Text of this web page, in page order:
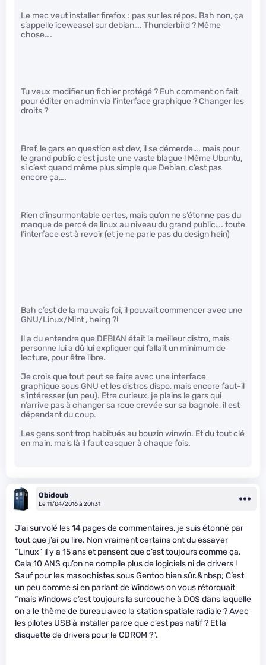
Le mec veut installer firefox : pas sur les répos. Bah non, ça
s’appelle iceweasel sur debian…. Thunderbird ? Même
chose….
Tu veux modifier un fichier protégé ? Euh comment on fait
pour éditer en admin via l’interface graphique ? Changer les
droits ?
Bref, le gars en question est dev, il se démerde…. mais pour
le grand public c’est juste une vaste blague ! Même Ubuntu,
si c’est quand même plus simple que Debian, c’est pas
encore ça….
Rien d’insurmontable certes, mais qu’on ne s’étonne pas du
manque de percé de linux au niveau du grand public…. toute
l’interface est à revoir (et je ne parle pas du design hein)
Bah c’est de la mauvais foi, il pouvait commencer avec une
GNU/Linux/Mint , heing ?!
Il a du entendre que DEBIAN était la meilleur distro, mais
personne lui a dû lui expliquer qui fallait un minimum de
lecture, pour être libre.
Je crois que tout peut se faire avec une interface
graphique sous GNU et les distros dispo, mais encore faut-il
s’intéresser (un peu). Etre curieux, je plains le gars qui
n’arrive pas à changer sa roue crevée sur sa bagnole, il est
dépendant du coup.
Les gens sont trop habitués au bouzin winwin. Et du tout clé
en main, mais là il faut casquer à chaque fois.
Obidoub
Le 11/04/2016 à 20h31
J’ai survolé les 14 pages de commentaires, je suis étonné par
tout que j’ai pu lire. Non vraiment certains ont du essayer
“Linux” il y a 15 ans et pensent que c’est toujours comme ça.
Cela 10 ANS qu’on ne compile plus de logiciels ni de drivers !
Sauf pour les masochistes sous Gentoo bien sûr.&nbsp; C’est
un peu comme si en parlant de Windows on vous rétorquait
“mais Windows c’est toujours la surcouche à DOS dans laquelle
on a le thème de bureau avec la station spatiale radiale ? Avec
les pilotes USB à installer parce que c’est pas natif ? Et la
disquette de drivers pour le CDROM ?”.